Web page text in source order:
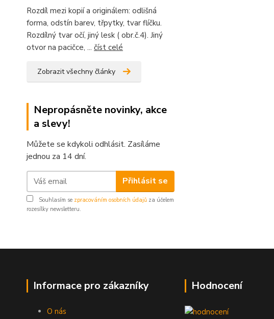
Rozdíl mezi kopií a originálem: odlišná
forma, odstín barev, třpytky, tvar flíčku.
Rozdílný tvar očí, jiný lesk ( obr.č.4). Jiný
otvor na pacičce, ... číst celé
Zobrazit všechny články
Nepropásněte novinky, akce
a slevy!
Můžete se kdykoli odhlásit. Zasíláme
jednou za 14 dní.
Přihlásit se
Souhlasím se zpracováním osobních údajů za účelem
rozesílky newsletteru.
Informace pro zákazníky
O nás
Hodnocení